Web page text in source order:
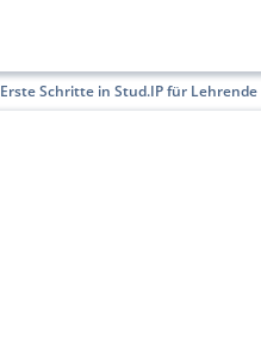
Erste Schritte in Stud.IP für Lehrende